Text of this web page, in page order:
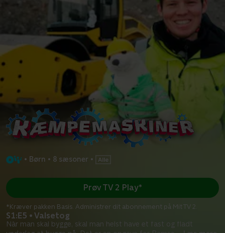
• Børn • 8 sæsoner •
S1:E5 • Valsetog
Når man skal bygge, skal man helst have et fast og fladt
Prøv TV 2 Play*
*Kræver pakken Basis. Administrer dit abonnement på Mit TV 2.